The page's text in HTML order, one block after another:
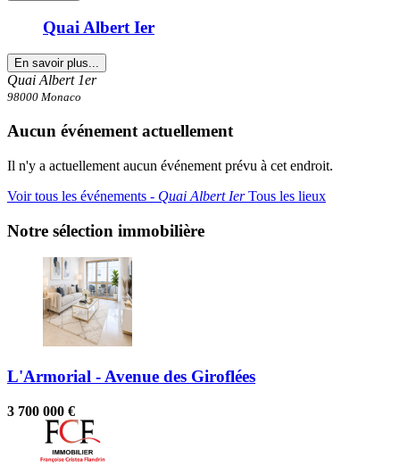
Quai Albert Ier
En savoir plus...
Quai Albert 1er
98000 Monaco
Aucun événement actuellement
Il n'y a actuellement aucun événement prévu à cet endroit.
Voir tous les événements ‐ Quai Albert Ier Tous les lieux
Notre sélection immobilière
L'Armorial - Avenue des Giroflées
3 700 000 €